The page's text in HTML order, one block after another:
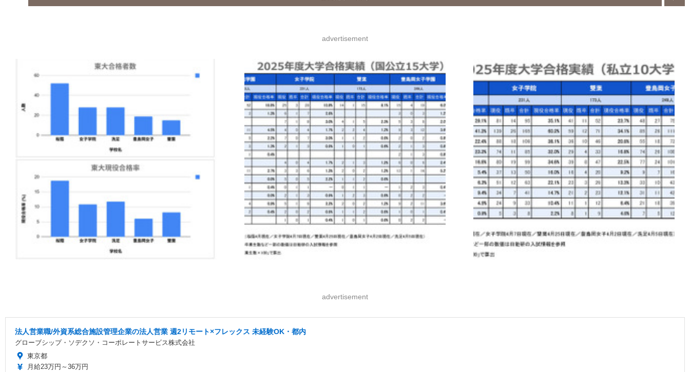
advertisement
advertisement
法人営業職/外資系総合施設管理企業の法人営業 週2リモート×フレックス 未経験OK・都内
グローブシップ・ソデクソ・コーポレートサービス株式会社
東京都
月給23万円～36万円